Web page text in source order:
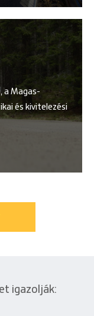
a Magas-
és kivitelezési
igazolják: